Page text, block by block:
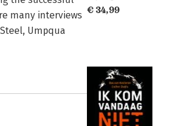
many interviews
Umpqua
€ 34,99